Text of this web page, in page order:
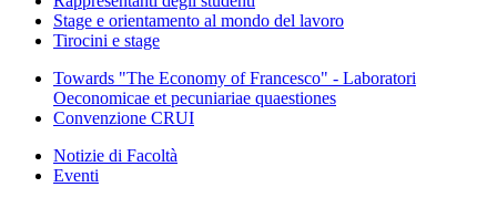
Stage e orientamento al mondo del lavoro
Tirocini e stage
Towards "The Economy of Francesco" - Laboratori
Oeconomicae et pecuniariae quaestiones
Convenzione CRUI
Notizie di Facoltà
Eventi